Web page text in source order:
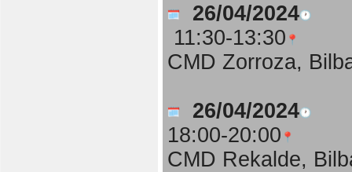
26/04/2024
11:30-13:30
CMD Zorroza,
26/04/2024
18:00-20:00
CMD Rekalde,